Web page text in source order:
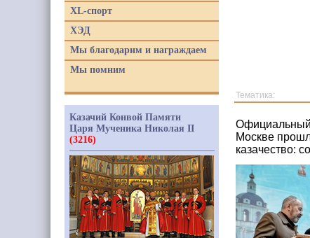
Тематика:
Официальный
Москве
казачество:
XL-спорт
ХЭД
Мы благодарим и награждаем
Мы помним
Казачий Конвой Памяти
Царя Мученика Николая II
(3216)